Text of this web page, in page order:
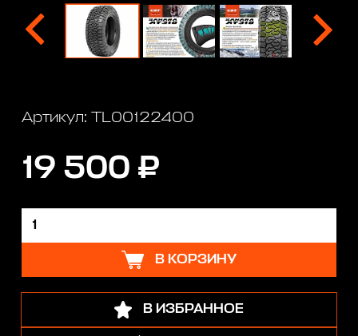
Артикул: TL00122400
19 500 ₽
В КОРЗИНУ
В ИЗБРАННОЕ